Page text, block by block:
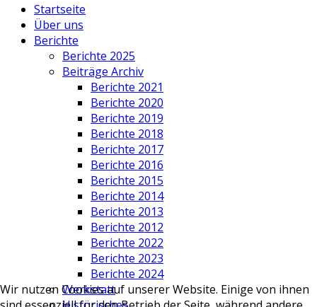
Startseite
Über uns
Berichte
Berichte 2025
Beiträge Archiv
Berichte 2021
Berichte 2020
Berichte 2019
Berichte 2018
Berichte 2017
Berichte 2016
Berichte 2015
Berichte 2014
Berichte 2013
Berichte 2012
Berichte 2022
Berichte 2023
Berichte 2024
Werkstatt
Wir nutzen Cookies auf unserer Website. Einige von ihnen